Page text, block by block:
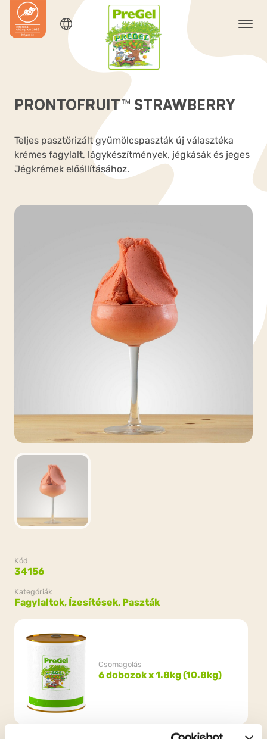
PRONTOFRUIT™ STRAWBERRY
Teljes pasztörizált gyümölcspaszták új választéka
krémes fagylalt, lágykészítmények, jégkásák és jeges
Jégkrémek előállításához.
Kód
34156
Kategóriák
Fagylaltok, Ízesítések, Paszták
Csomagolás
6 dobozok x 1.8kg (10.8kg)